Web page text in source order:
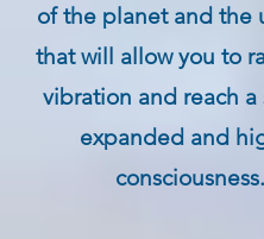
of the planet and the
that will allow you to
vibration and reach a
expanded and
consciousness.